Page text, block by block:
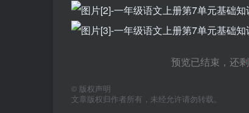
预览已结束，还剩
© 版权声明
文章版权归作者所有，未经允许请勿转载。